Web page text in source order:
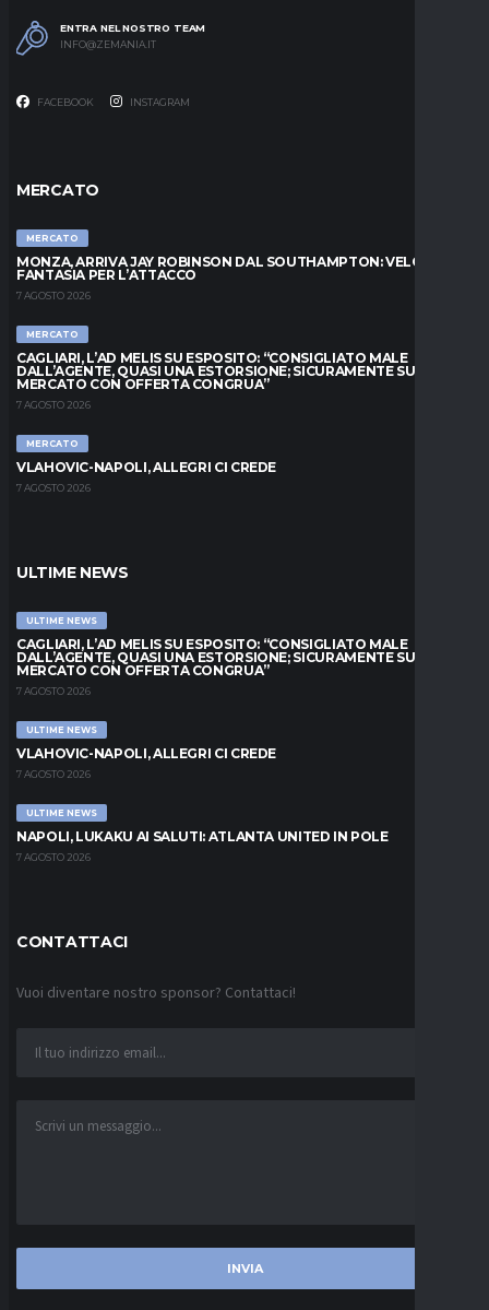
ENTRA NEL NOSTRO TEAM
INFO@ZEMANIA.IT
FACEBOOK INSTAGRAM
MERCATO
MERCATO
MONZA, ARRIVA JAY ROBINSON DAL SOUTHAMPTON: VELOCITÀ E
FANTASIA PER L’ATTACCO
7 AGOSTO 2026
MERCATO
CAGLIARI, L’AD MELIS SU ESPOSITO: “CONSIGLIATO MALE
DALL’AGENTE, QUASI UNA ESTORSIONE; SICURAMENTE SUL
MERCATO CON OFFERTA CONGRUA”
7 AGOSTO 2026
MERCATO
VLAHOVIC-NAPOLI, ALLEGRI CI CREDE
7 AGOSTO 2026
ULTIME NEWS
ULTIME NEWS
CAGLIARI, L’AD MELIS SU ESPOSITO: “CONSIGLIATO MALE
DALL’AGENTE, QUASI UNA ESTORSIONE; SICURAMENTE SUL
MERCATO CON OFFERTA CONGRUA”
7 AGOSTO 2026
ULTIME NEWS
VLAHOVIC-NAPOLI, ALLEGRI CI CREDE
7 AGOSTO 2026
ULTIME NEWS
NAPOLI, LUKAKU AI SALUTI: ATLANTA UNITED IN POLE
7 AGOSTO 2026
CONTATTACI
Vuoi diventare nostro sponsor? Contattaci!